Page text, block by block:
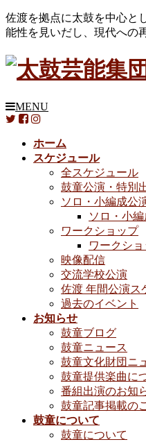
佐渡を拠点に太鼓を中心と
能性を見いだし、現代への
MENU
ホーム
スケジュール
全スケジュール
鼓童公演・特別
ソロ・小編成公
ソロ・小
ワークショップ
ワークシ
映像配信
交流学校公演
佐渡 年間公演ス
過去のイベント
お知らせ
鼓童ブログ
鼓童ニュース
鼓童文化財団ニ
鼓童提供楽曲に
番組出演のお知
鼓童記事掲載の
鼓童について
鼓童について